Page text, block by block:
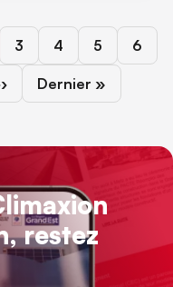
courante
Page
3 Page
4 Page
5 Page
6
suivante
Dernière page
Dernier »
restez